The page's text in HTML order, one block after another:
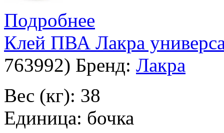
Подробнее
Клей ПВА Лакра
763992) Бренд: Лакра
Вес (кг): 38
Единица: бочка